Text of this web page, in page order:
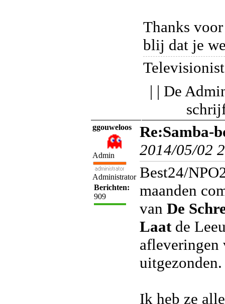
Thanks
blij dat je
Televisionist
| | De
ggouweloos
Admin
Administrator
Berichten:
909
Re:Samba-
2014/05/02
Best24/
maanden
van De
Laatde
uitgezonden.
Ik heb ze